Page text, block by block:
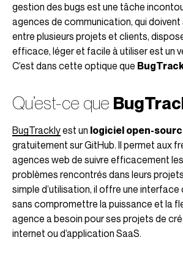
gestion des bugs est une tâche
agences de communication, qui
entre plusieurs projets et clients,
efficace, léger et facile à utiliser est un
C’est dans cette optique que
Qu’est-ce que
BugTracklyest un logiciel open-
gratuitement sur GitHub. Il permet aux
agences web de suivre efficacement
problèmes rencontrés dans leurs
simple d’utilisation, il offre une interface
sans compromettre la puissance et la
agence a besoin pour ses projets de
internet ou d’application SaaS.